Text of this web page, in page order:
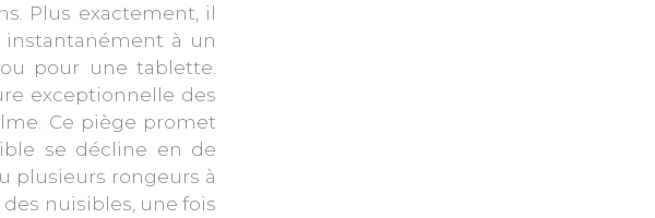
Plus exactement, il
instantanément à un
pour une tablette.
exceptionnelle des
Ce piège promet
se décline en de
plusieurs rongeurs à
nuisibles, une fois